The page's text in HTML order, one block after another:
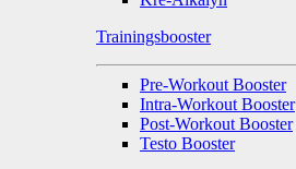
Trainingsbooster
Pre-Workout Booster
Intra-Workout Booster
Post-Workout Booster
Testo Booster